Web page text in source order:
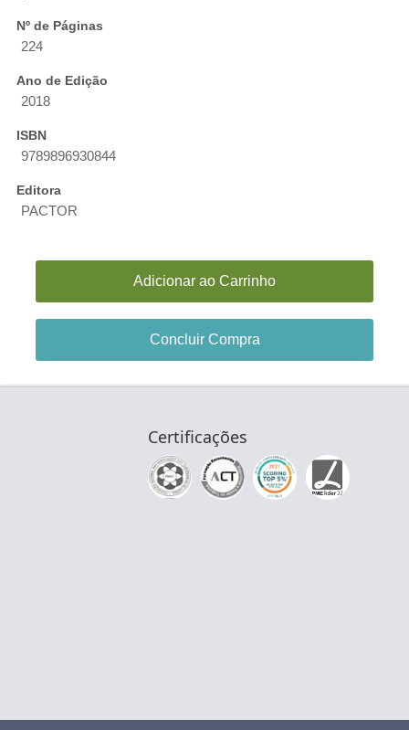
Nº de Páginas
224
Ano de Edição
2018
ISBN
9789896930844
Editora
PACTOR
Adicionar ao Carrinho
Concluir Compra
Certificações